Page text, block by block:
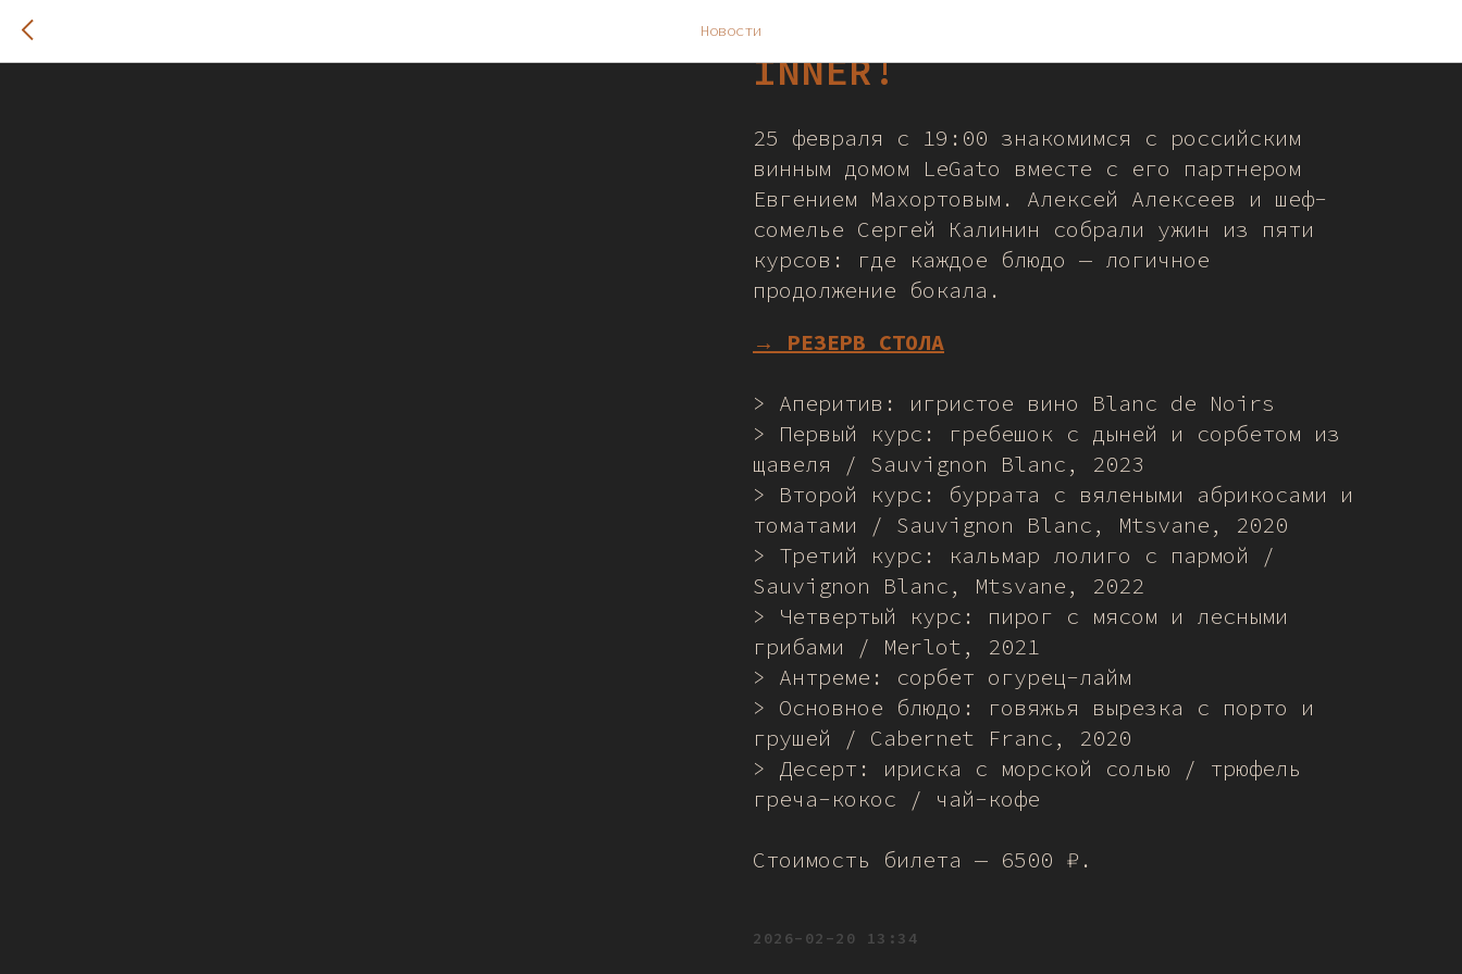
НовостиВинный ужин LeGato в
INNER!
25 февраля с 19:00 знакомимся с российским
винным домом LeGato вместе с его партнером
Евгением Махортовым. Алексей Алексеев и шеф-
сомелье Сергей Калинин собрали ужин из пяти
курсов: где каждое блюдо — логичное
продолжение бокала.
→ РЕЗЕРВ СТОЛА
> Аперитив: игристое вино Blanc de Noirs
> Первый курс: гребешок с дыней и сорбетом из
щавеля / Sauvignon Blanc, 2023
> Второй курс: буррата с вялеными абрикосами и
томатами / Sauvignon Blanc, Mtsvane, 2020
> Третий курс: кальмар лолиго с пармой /
Sauvignon Blanc, Mtsvane, 2022
> Четвертый курс: пирог с мясом и лесными
грибами / Merlot, 2021
> Антреме: сорбет огурец-лайм
> Основное блюдо: говяжья вырезка с порто и
грушей / Cabernet Franc, 2020
> Десерт: ириска с морской солью / трюфель
греча-кокос / чай-кофе
Стоимость билета — 6500 ₽.
2026-02-20 13:34